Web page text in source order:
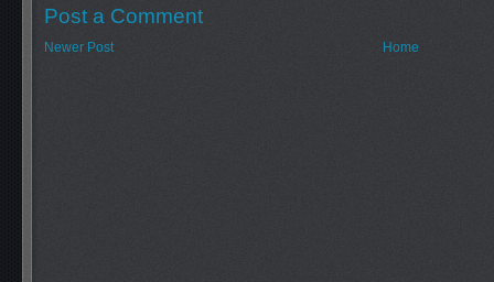
Post a Comment
Newer Post Home